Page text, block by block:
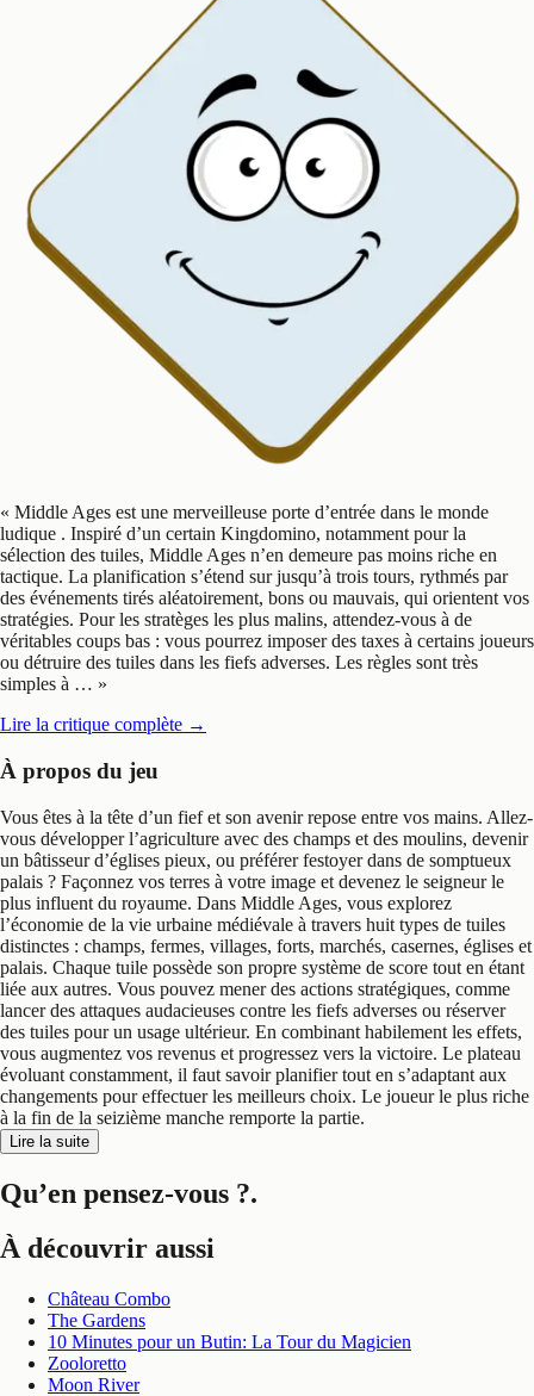
« Middle Ages est une merveilleuse porte d’entrée dans le monde
ludique . Inspiré d’un certain Kingdomino, notamment pour la
sélection des tuiles, Middle Ages n’en demeure pas moins riche en
tactique. La planification s’étend sur jusqu’à trois tours, rythmés par
des événements tirés aléatoirement, bons ou mauvais, qui orientent vos
stratégies. Pour les stratèges les plus malins, attendez-vous à de
véritables coups bas : vous pourrez imposer des taxes à certains joueurs
ou détruire des tuiles dans les fiefs adverses. Les règles sont très
simples à … »
Lire la critique complète →
À propos du jeu
Vous êtes à la tête d’un fief et son avenir repose entre vos mains. Allez-
vous développer l’agriculture avec des champs et des moulins, devenir
un bâtisseur d’églises pieux, ou préférer festoyer dans de somptueux
palais ? Façonnez vos terres à votre image et devenez le seigneur le
plus influent du royaume. Dans Middle Ages, vous explorez
l’économie de la vie urbaine médiévale à travers huit types de tuiles
distinctes : champs, fermes, villages, forts, marchés, casernes, églises et
palais. Chaque tuile possède son propre système de score tout en étant
liée aux autres. Vous pouvez mener des actions stratégiques, comme
lancer des attaques audacieuses contre les fiefs adverses ou réserver
des tuiles pour un usage ultérieur. En combinant habilement les effets,
vous augmentez vos revenus et progressez vers la victoire. Le plateau
évoluant constamment, il faut savoir planifier tout en s’adaptant aux
changements pour effectuer les meilleurs choix. Le joueur le plus riche
à la fin de la seizième manche remporte la partie.
Lire la suite
Qu’en pensez-vous ?.
À découvrir aussi
Château Combo
The Gardens
10 Minutes pour un Butin: La Tour du Magicien
Zooloretto
Moon River